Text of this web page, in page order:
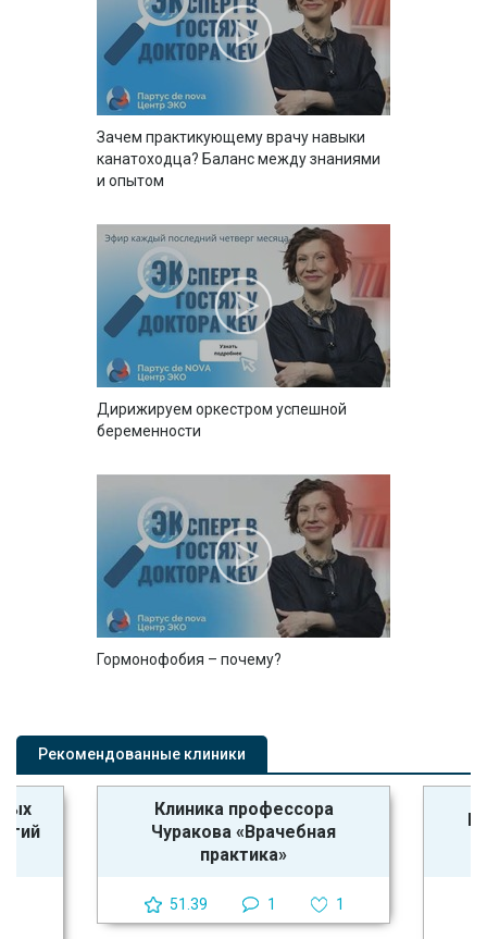
Зачем практикующему врачу навыки
канатоходца? Баланс между знаниями
и опытом
Дирижируем оркестром успешной
беременности
Гормонофобия – почему?
Рекомендованные клиники
Клиника профессора
Чуракова «Врачебная
практика»
51.39 1 1